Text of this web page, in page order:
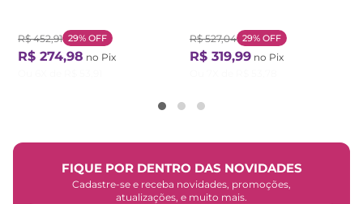
R$ 452,91 29% OFF
R$ 274,98 no Pix
R$ 527,04 29% OFF
R$ 319,99 no Pix
FIQUE POR DENTRO DAS NOVIDADES
Cadastre-se e receba novidades, promoções,
atualizações, e muito mais.